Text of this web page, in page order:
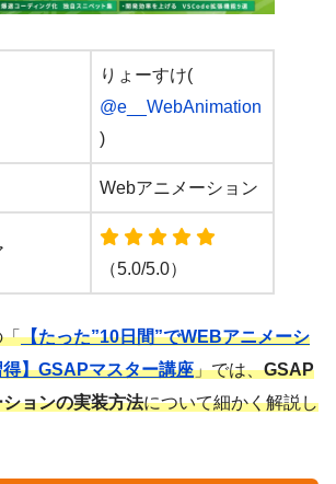
りょーすけ(
@e__WebAnimation
)
Webアニメーション
（5.0/5.0）
「【たった”10日間”でWEBアニメーシ
】GSAPマスター講座」では、GSAP
ョンの実装方法について細かく解説し